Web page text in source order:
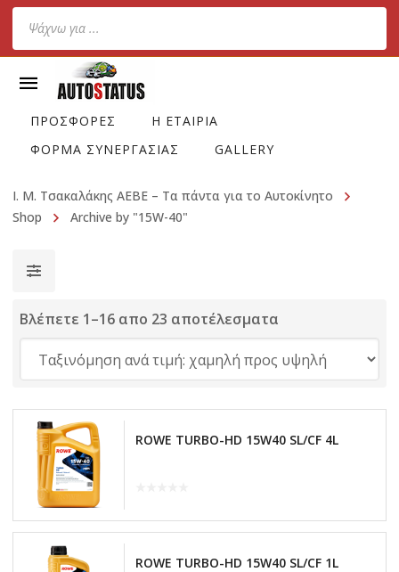
Products
search
ΠΡΟΣΦΟΡΕΣ
Η ΕΤΑΙΡΙΑ
ΦΟΡΜΑ ΣΥΝΕΡΓΑΣΙΑΣ
GALLERY
Ι. Μ. Τσακαλάκης ΑΕΒΕ – Τα πάντα για το Αυτοκίνητο
Shop
Archive by "15W-40"
Βλέπετε 1–16 απο 23 αποτέλεσματα
ROWE TURBO-HD 15W40 SL/CF 4L
ROWE TURBO-HD 15W40 SL/CF 1L